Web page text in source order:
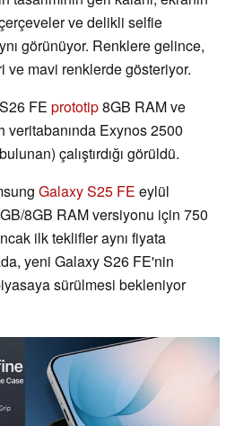
ve delikli selfie
görünüyor. Renklere gelince,
ve mavi renklerde gösteriyor.
FE prototip8GB RAM ve
Exynos 2500
çalıştırdığı görüldü.
Galaxy S25 FE eylül
8GB RAM versiyonu için 750
ilk teklifler aynı fiyata
yeni Galaxy S26 FE'nin
sürülmesi bekleniyor